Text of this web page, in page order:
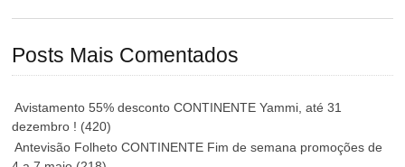
Posts Mais Comentados
Avistamento 55% desconto CONTINENTE Yammi, até 31
dezembro ! (420)
Antevisão Folheto CONTINENTE Fim de semana promoções de